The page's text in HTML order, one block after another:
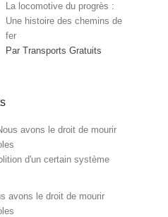
La locomotive du progrès :
Une histoire des chemins de
fer
Par Transports Gratuits
avons le droit de mourir
d'un certain système
avons le droit de mourir